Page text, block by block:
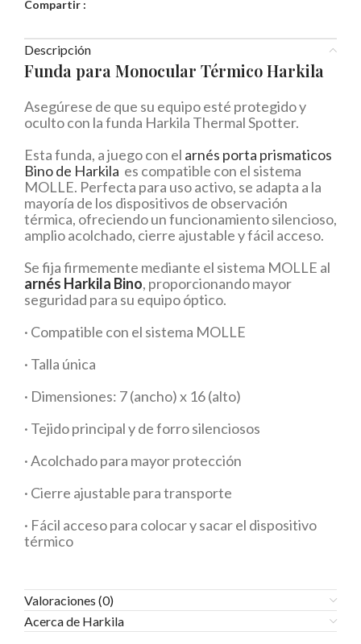
Compartir :
Descripción
Funda para Monocular Térmico Harkila
Asegúrese de que su equipo esté protegido y
oculto con la funda Harkila Thermal Spotter.
Esta funda, a juego con el arnés porta prismaticos
Bino de Harkila es compatible con el sistema
MOLLE. Perfecta para uso activo, se adapta a la
mayoría de los dispositivos de observación
térmica, ofreciendo un funcionamiento silencioso,
amplio acolchado, cierre ajustable y fácil acceso.
Se fija firmemente mediante el sistema MOLLE al
arnés Harkila Bino, proporcionando mayor
seguridad para su equipo óptico.
· Compatible con el sistema MOLLE
· Talla única
· Dimensiones: 7 (ancho) x 16 (alto)
· Tejido principal y de forro silenciosos
· Acolchado para mayor protección
· Cierre ajustable para transporte
· Fácil acceso para colocar y sacar el dispositivo
térmico
Valoraciones (0)
Acerca de Harkila